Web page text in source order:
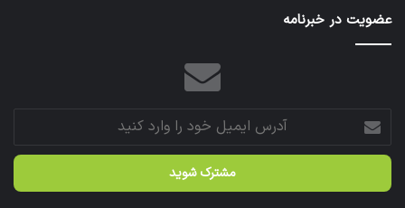
عضویت در خبرنامه
آدرس
ایمیل
خود
وارد